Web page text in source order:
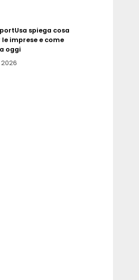
spiega cosa
imprese e come
oggi